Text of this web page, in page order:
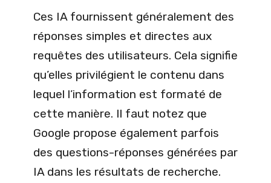
Ces IA fournissent généralement des
réponses simples et directes aux
requêtes des utilisateurs. Cela signifie
qu’elles privilégient le contenu dans
lequel l’information est formaté de
cette manière. Il faut notez que
Google propose également parfois
des questions-réponses générées par
IA dans les résultats de recherche.